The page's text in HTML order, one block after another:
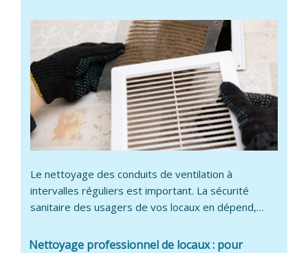
Le nettoyage des conduits de ventilation à
intervalles réguliers est important. La sécurité
sanitaire des usagers de vos locaux en dépend,…
Nettoyage professionnel de locaux : pour